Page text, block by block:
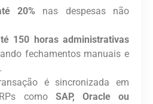
20% nas despesas não
150 horas administrativas
fechamentos manuais e
é sincronizada em
como SAP, Oracle ou